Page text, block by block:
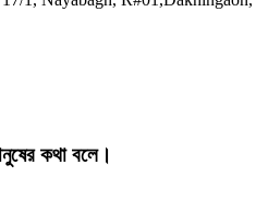
কথা বলে।